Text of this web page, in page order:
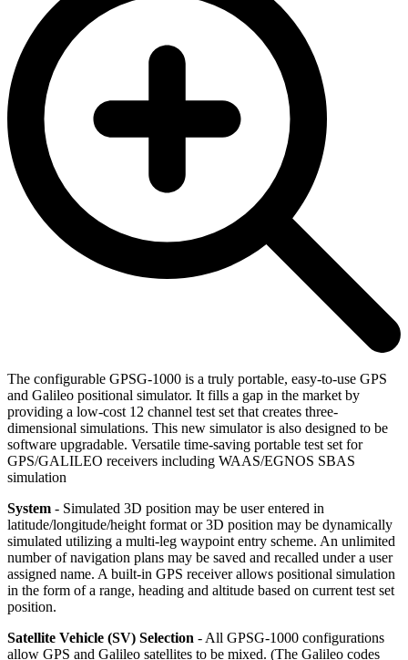
The configurable GPSG-1000 is a truly portable, easy-to-use GPS
and Galileo positional simulator. It fills a gap in the market by
providing a low-cost 12 channel test set that creates three-
dimensional simulations. This new simulator is also designed to be
software upgradable. Versatile time-saving portable test set for
GPS/GALILEO receivers including WAAS/EGNOS SBAS
simulation
System - Simulated 3D position may be user entered in
latitude/longitude/height format or 3D position may be dynamically
simulated utilizing a multi-leg waypoint entry scheme. An unlimited
number of navigation plans may be saved and recalled under a user
assigned name. A built-in GPS receiver allows positional simulation
in the form of a range, heading and altitude based on current test set
position.
Satellite Vehicle (SV) Selection - All GPSG-1000 configurations
allow GPS and Galileo satellites to be mixed. (The Galileo codes